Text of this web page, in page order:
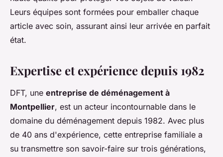
Leurs équipes sont formées pour emballer chaque
article avec soin, assurant ainsi leur arrivée en parfait
état.
Expertise et expérience depuis 1982
DFT, une entreprise de déménagement à
Montpellier, est un acteur incontournable dans le
domaine du déménagement depuis 1982. Avec plus
de 40 ans d'expérience, cette entreprise familiale a
su transmettre son savoir-faire sur trois générations,